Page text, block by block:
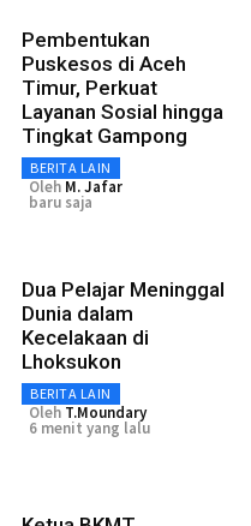
Pembentukan
Puskesos di Aceh
Timur, Perkuat
Layanan Sosial hingga
Tingkat Gampong
BERITA LAIN
Oleh M. Jafar
baru saja
Dua Pelajar Meninggal
Dunia dalam
Kecelakaan di
Lhoksukon
BERITA LAIN
Oleh T.moundary
6 menit yang lalu